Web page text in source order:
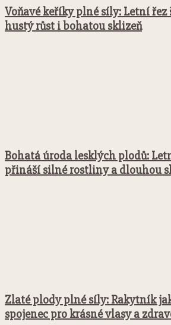
Voňavé keříky plné síly: Letní
hustý růst i bohatou sklizeň
Bohatá úroda lesklých plodů:
přináší silné rostliny a dlouhou
Zlaté plody plné síly: Rakytník
spojenec pro krásné vlasy a